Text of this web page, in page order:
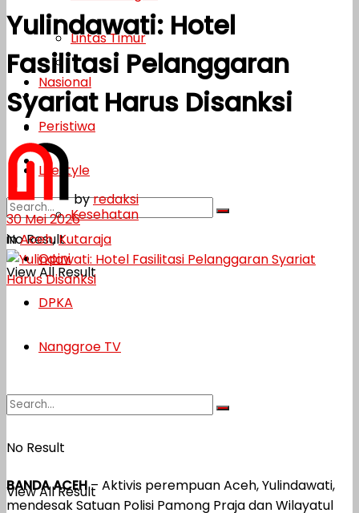
Lifestyle
Kesehatan
Opini
DPKA
Nanggroe TV
No Result
View All Result
Lintas Timur
Nasional
Peristiwa
Lifestyle
Kesehatan
Opini
DPKA
Nanggroe TV
No Result
View All Result
Yulindawati: Hotel
Fasilitasi Pelanggaran
Syariat Harus Disanksi
byredaksi
30 Mei 2026
inAceh,Kutaraja
BANDA ACEH– Aktivis perempuan Aceh, Yulindawati,
mendesak Satuan Polisi Pamong Praja dan Wilayatul